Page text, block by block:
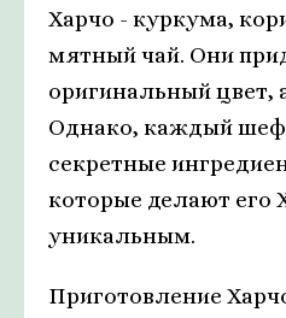
Харчо - куркума,
мятный чай. Они
оригинальный цвет,
Однако, каждый
секретные
которые делают его
уникальным.
Приготовление